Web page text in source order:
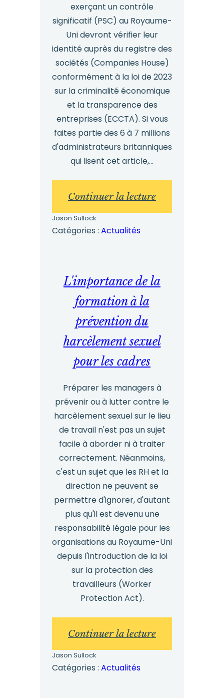
exerçant un contrôle
significatif (PSC) au Royaume-
Uni devront vérifier leur
identité auprès du registre des
sociétés (Companies House)
conformément à la loi de 2023
sur la criminalité économique
et la transparence des
entreprises (ECCTA). Si vous
faites partie des 6 à 7 millions
d'administrateurs britanniques
qui lisent cet article,...
Continuer la lecture:
Vérification
essentiel
conformer
à
la
loi
ECCTA
Jason Sullock
Catégories : Actualités
L'importance de la
formation à la
prévention du
harcèlement sexuel
pour les cadres
Préparer les managers à
prévenir ou à lutter contre le
harcèlement sexuel sur le lieu
de travail n'est pas un sujet
facile à aborder ni à traiter
correctement. Néanmoins,
c'est un sujet que les RH et la
direction ne peuvent se
permettre d'ignorer, d'autant
plus qu'il est devenu une
responsabilité légale pour les
organisations au Royaume-Uni
depuis l'introduction de la loi
sur la protection des
travailleurs (Worker
Protection Act).
Continuer la lecture:
L'importance
Jason Sullock
Catégories : Actualités